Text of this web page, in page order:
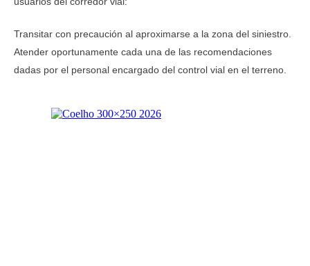
Transitar con precaución al aproximarse a la zona del siniestro.
Atender oportunamente cada una de las recomendaciones
dadas por el personal encargado del control vial en el terreno.